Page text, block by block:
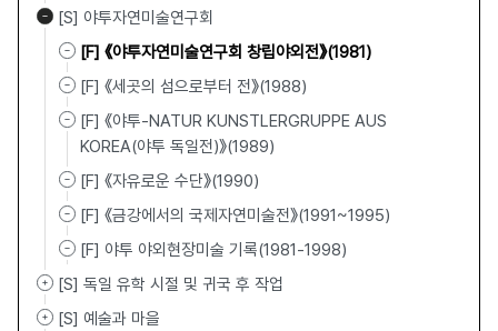
[S] 야투자연미술연구회
[F] 《야투자연미술연구회 창립야외전》(1981)
[F] 《세곳의 섬으로부터 전》(1988)
[F] 《야투-NATUR KUNSTLERGRUPPE AUS
KOREA(야투 독일전)》(1989)
[F] 《자유로운 수단》(1990)
[F] 《금강에서의 국제자연미술전》(1991~1995)
[F] 야투 야외현장미술 기록(1981-1998)
[S] 독일 유학 시절 및 귀국 후 작업
[S] 예술과 마을